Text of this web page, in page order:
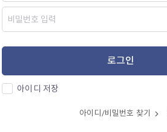
로그인
아이디 저장
아이디/비밀번호 찾기